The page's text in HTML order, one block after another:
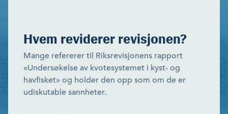
Hvem reviderer revisjonen?
Mange refererer til Riksrevisjonens rapport
«Undersøkelse av kvotesystemet i kyst- og
havfisket» og holder den opp som om de er
udiskutable sannheter.